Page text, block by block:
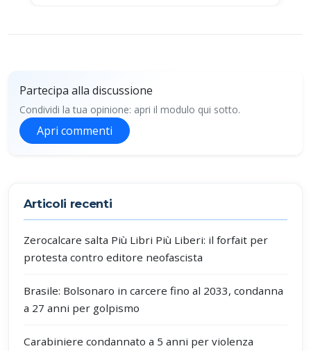
Partecipa alla discussione
Condividi la tua opinione: apri il modulo qui sotto.
Apri commenti
Articoli recenti
Zerocalcare salta Più Libri Più Liberi: il forfait per
protesta contro editore neofascista
Brasile: Bolsonaro in carcere fino al 2033, condanna
a 27 anni per golpismo
Carabiniere condannato a 5 anni per violenza